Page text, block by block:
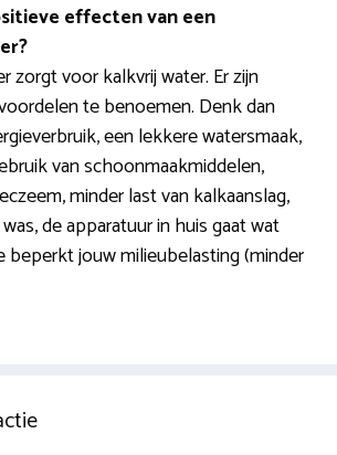
effecten van een
zorgt voor kalkvrij water. Er zijn
te benoemen. Denk dan
een lekkere watersmaak,
van schoonmaakmiddelen,
minder last van kalkaanslag,
de apparatuur in huis gaat wat
beperkt jouw milieubelasting (minder